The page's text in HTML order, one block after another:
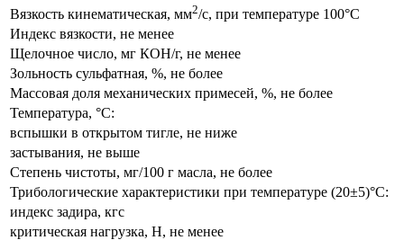
Вязкость кинематическая, мм2/с, при температуре 100°С
Индекс вязкости, не менее
Щелочное число, мг КОН/г, не менее
Зольность сульфатная, %, не более
Массовая доля механических примесей, %, не более
Температура, °С:
вспышки в открытом тигле, не ниже
застывания, не выше
Степень чистоты, мг/100 г масла, не более
Трибологические характеристики при температуре (20±5)°С:
индекс задира, кгс
критическая нагрузка, Н, не менее